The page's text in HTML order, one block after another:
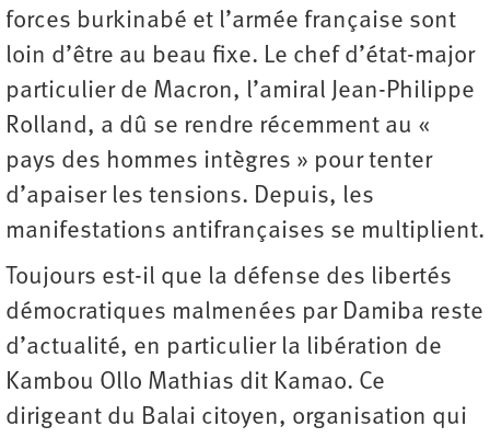
forces burkinabé et l’armée française sont
loin d’être au beau fixe. Le chef d’état-major
particulier de Macron, l’amiral Jean-Philippe
Rolland, a dû se rendre récemment au «
pays des hommes intègres » pour tenter
d’apaiser les tensions. Depuis, les
manifestations antifrançaises se multiplient.
Toujours est-il que la défense des libertés
démocratiques malmenées par Damiba reste
d’actualité, en particulier la libération de
Kambou Ollo Mathias dit Kamao. Ce
dirigeant du Balai citoyen, organisation qui